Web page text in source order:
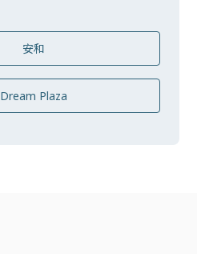
安和
Dream Plaza